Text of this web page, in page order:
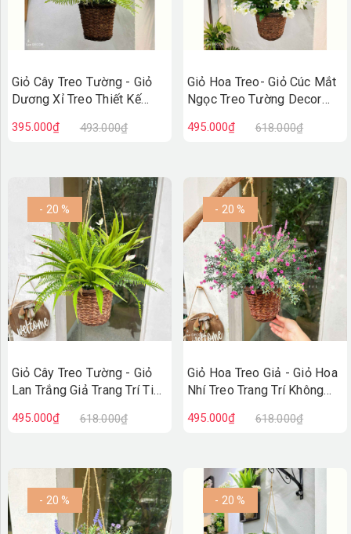
Giỏ Cây Treo Tường - Giỏ
Dương Xỉ Treo Thiết Kế
CC1315
395.000₫ 493.000₫
Giỏ Hoa Treo- Giỏ Cúc Mắt
Ngọc Treo Tường Decor
495.000₫ 618.000₫
- 20 %
Giỏ Cây Treo Tường - Giỏ
Lan Trắng Giả Trang Trí Tiểu
495.000₫ 618.000₫
- 20 %
Giỏ Hoa Treo Giả - Giỏ Hoa
Nhí Treo Trang Trí Không
CC1312
495.000₫ 618.000₫
- 20 % - 20 %